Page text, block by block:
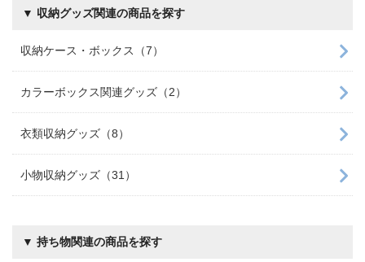
▼ 収納グッズ関連の商品を探す
収納ケース・ボックス（7）
カラーボックス関連グッズ（2）
衣類収納グッズ（8）
小物収納グッズ（31）
▼ 持ち物関連の商品を探す